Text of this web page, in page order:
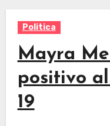
Politica
Mayra
positivo
19